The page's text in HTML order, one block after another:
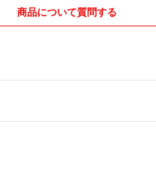
〗
合は、都度問い合わせお願いします
商品について質問する